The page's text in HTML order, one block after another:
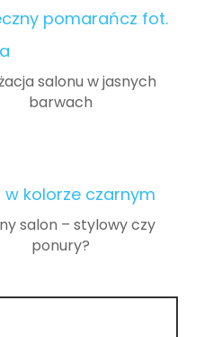
salonu w jasnych
barwach
salon – stylowy czy
ponury?